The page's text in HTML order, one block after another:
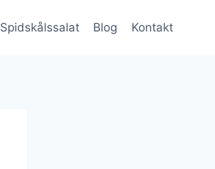
Spidskålssalat Blog Kontakt